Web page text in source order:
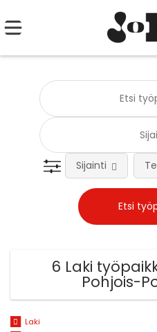
Sijainti
6 Laki
Pohjois-
Laki